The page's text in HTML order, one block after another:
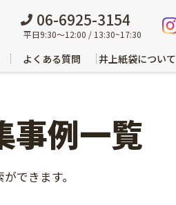
06-6925-3154
平日9:30～12:00 / 13:30~17:30
よくある質問 井上紙袋について
事例一覧
できます。